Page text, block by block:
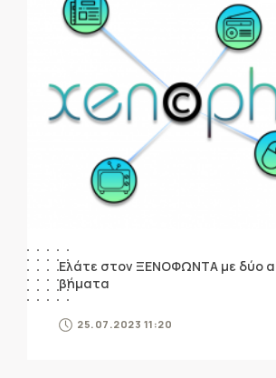
Ελάτε στον ΞΕΝΟΦΩΝΤΑ με δύο
βήματα
25.07.2023 11:20